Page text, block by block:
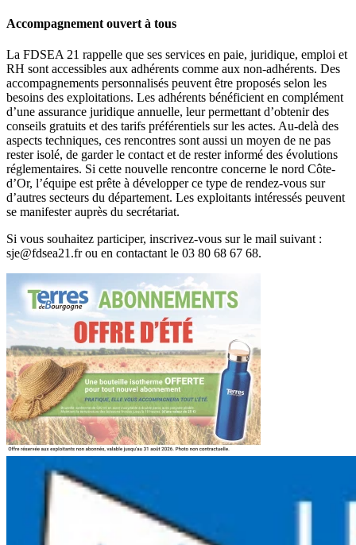
Accompagnement ouvert à tous
La FDSEA 21 rappelle que ses services en paie, juridique, emploi et
RH sont accessibles aux adhérents comme aux non-adhérents. Des
accompagnements personnalisés peuvent être proposés selon les
besoins des exploitations. Les adhérents bénéficient en complément
d’une assurance juridique annuelle, leur permettant d’obtenir des
conseils gratuits et des tarifs préférentiels sur les actes. Au-delà des
aspects techniques, ces rencontres sont aussi un moyen de ne pas
rester isolé, de garder le contact et de rester informé des évolutions
réglementaires. Si cette nouvelle rencontre concerne le nord Côte-
d’Or, l’équipe est prête à développer ce type de rendez-vous sur
d’autres secteurs du département. Les exploitants intéressés peuvent
se manifester auprès du secrétariat.
Si vous souhaitez participer, inscrivez-vous sur le mail suivant :
sje@fdsea21.fr ou en contactant le 03 80 68 67 68.